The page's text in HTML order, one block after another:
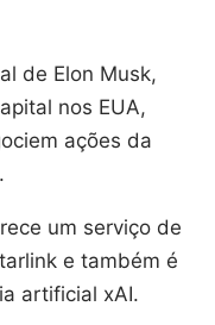
de Elon Musk,
nos EUA,
ações da
um serviço de
e também é
artificial xAI.